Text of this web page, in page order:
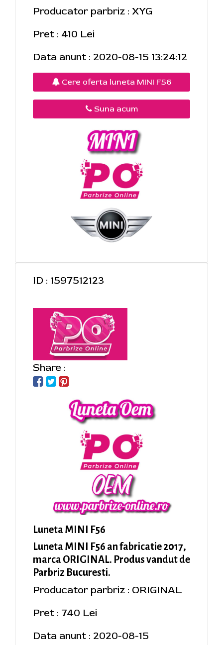
Producator parbriz : XYG
Pret : 410 Lei
Data anunt : 2020-08-15 13:24:12
Cere oferta luneta MINI F56
Suna acum
ID : 1597512123
Share :
Luneta MINI F56
Luneta MINI F56 an fabricatie 2017,
marca ORIGINAL. Produs vandut de
Parbriz Bucuresti.
Producator parbriz : ORIGINAL
Pret : 740 Lei
Data anunt : 2020-08-15